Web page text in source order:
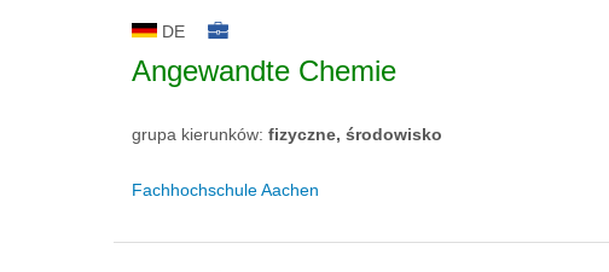
DE
Angewandte Chemie
grupa kierunków: fizyczne, środowisko
Fachhochschule Aachen